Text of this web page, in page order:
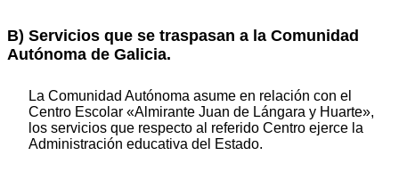
B) Servicios que se traspasan a la Comunidad
Autónoma de Galicia.
La Comunidad Autónoma asume en relación con el
Centro Escolar «Almirante Juan de Lángara y Huarte»,
los servicios que respecto al referido Centro ejerce la
Administración educativa del Estado.